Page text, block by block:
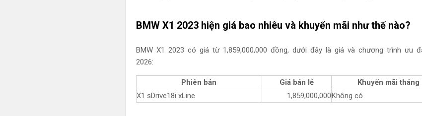
BMW X1 2023 hiện giá bao nhiêu và khuyến mãi như thế nào?
BMW X1 2023 có giá từ 1,859,000,000 đồng, dưới đây là giá và chương trình ưu
2026:
Phiên bản Giá bán lẻ Khuyến mãi tháng
X1 sDrive18i xLine
1,859,000,000Không có